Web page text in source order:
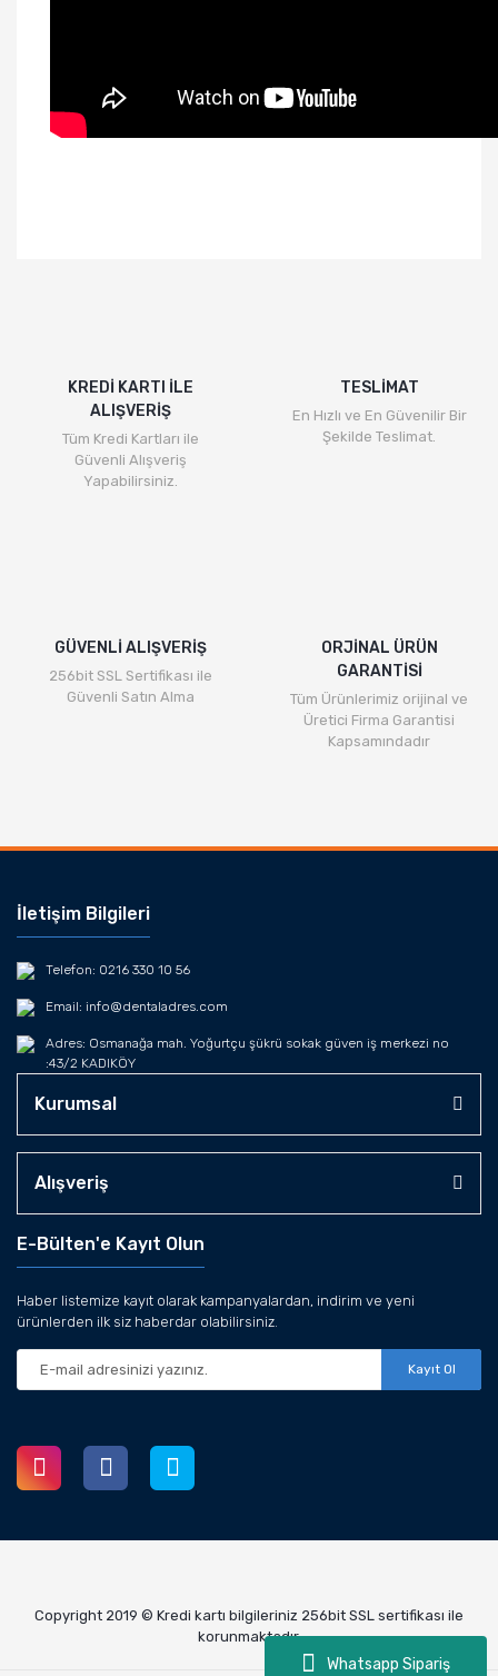
Whatsapp Sipariş
KREDİ KARTI İLE
ALIŞVERİŞ
Tüm Kredi Kartları ile
Güvenli Alışveriş
Yapabilirsiniz.
TESLİMAT
En Hızlı ve En Güvenilir Bir
Şekilde Teslimat.
GÜVENLİ ALIŞVERİŞ
256bit SSL Sertifikası ile
Güvenli Satın Alma
ORJİNAL ÜRÜN
GARANTİSİ
Tüm Ürünlerimiz orijinal ve
Üretici Firma Garantisi
Kapsamındadır
İletişim Bilgileri
Telefon: 0216 330 10 56
Email: info@dentaladres.com
Adres: Osmanağa mah. Yoğurtçu şükrü sokak güven iş merkezi no
:43/2 KADIKÖY
Kurumsal
Alışveriş
E-Bülten'e Kayıt Olun
Haber listemize kayıt olarak kampanyalardan, indirim ve yeni
ürünlerden ilk siz haberdar olabilirsiniz.
Kayıt Ol
Copyright 2019 © Kredi kartı bilgileriniz 256bit SSL sertifikası ile
korunmaktadır.